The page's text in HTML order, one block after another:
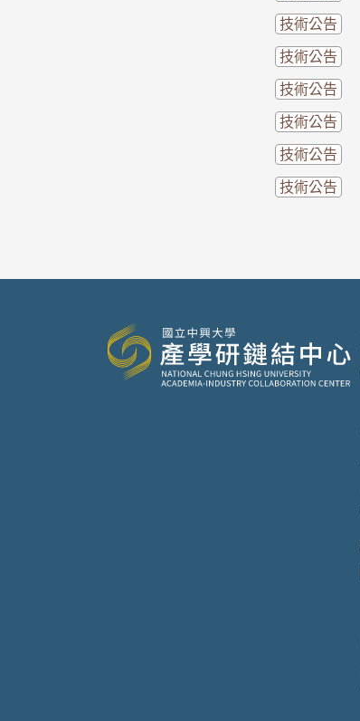
技術公告
技術公告
技術公告
技術公告
技術公告
技術公告